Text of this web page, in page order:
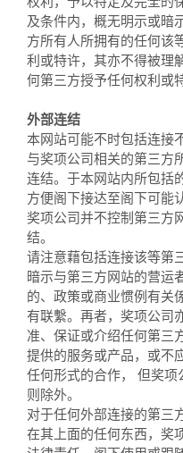
权利，予以特定及完全的
及条件内，概无明示或暗
方所有人所拥有的任何该
利或特许，其亦不得被理
何第三方授予任何权利或
外部连结
本网站可能不时包括连接
与奖项公司相关的第三方
连结。于本网站内所包括
方便阁下接达至阁下可能
奖项公司并不控制第三方
结。
请注意藉包括连接该等第
暗示与第三方网站的营运
的、政策或商业惯例有关
有联繫。再者，奖项公司
准、保证或介绍任何第三
提供的服务或产品，或不
任何形式的合作， 但奖
则除外。
对于任何外部连接的第三
在其上面的任何东西，奖